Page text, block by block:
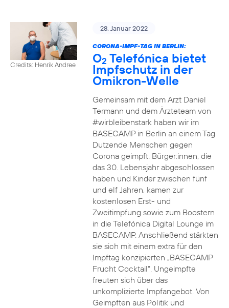
Credits: Henrik Andree
28. Januar 2022
CORONA-IMPF-TAG IN BERLIN:
O2 Telefónica bietet
Impfschutz in der
Omikron-Welle
Gemeinsam mit dem Arzt Daniel
Termann und dem Ärzteteam von
#wirbleibenstark haben wir im
BASECAMP in Berlin an einem Tag
Dutzende Menschen gegen
Corona geimpft. Bürger:innen, die
das 30. Lebensjahr abgeschlossen
haben und Kinder zwischen fünf
und elf Jahren, kamen zur
kostenlosen Erst- und
Zweitimpfung sowie zum Boostern
in die Telefónica Digital Lounge im
BASECAMP. Anschließend stärkten
sie sich mit einem extra für den
Impftag konzipierten „BASECAMP
Frucht Cocktail“. Ungeimpfte
freuten sich über das
unkomplizierte Impfangebot. Von
Geimpften aus Politik und